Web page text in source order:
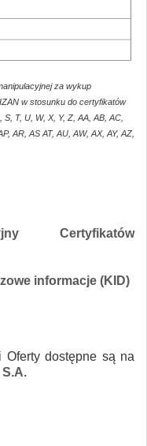
za wykup
w stosunku do certyfikatów
T, U, W, X, Y, Z, AA, AB, AC,
AR, AS AT, AU, AW, AX, AY, AZ,
Certyfikatów
informacje (KID)
Oferty dostępne są na
S.A.